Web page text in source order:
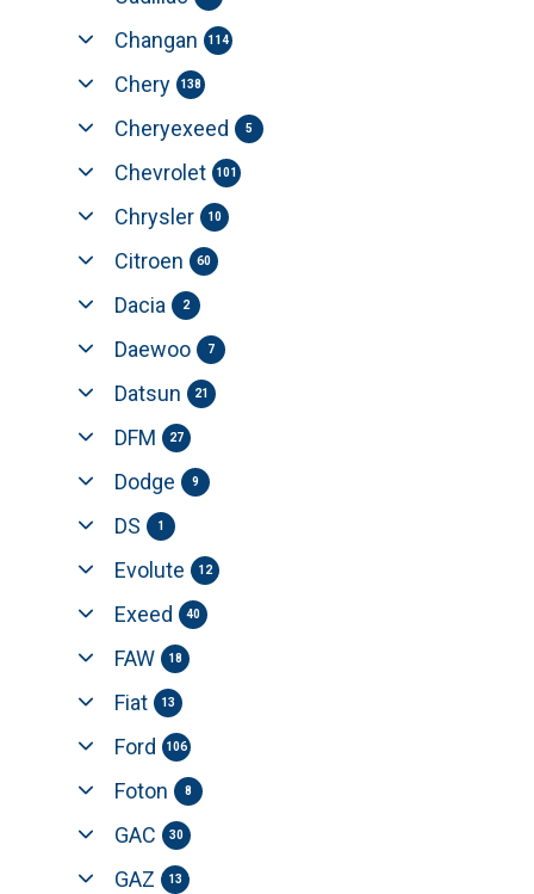
Changan 114
Chery 138
Cheryexeed 5
Chevrolet 101
Chrysler 10
Citroen 60
Dacia 2
Daewoo 7
Datsun 21
DFM 27
Dodge 9
DS 1
Evolute 12
Exeed 40
FAW 18
Fiat 13
Ford 106
Foton 8
GAC 30
GAZ 13